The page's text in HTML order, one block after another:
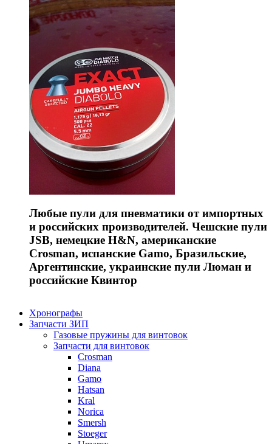
Любые пули для пневматики от импортных
и российских производителей. Чешские пули
JSB, немецкие H&N, американские
Crosman, испанские Gamo, Бразильские,
Аргентинские, украинские пули Люман и
российские Квинтор
Хронографы
Запчасти ЗИП
Газовые пружины для винтовок
Запчасти для винтовок
Crosman
Diana
Gamo
Hatsan
Kral
Norica
Smersh
Stoeger